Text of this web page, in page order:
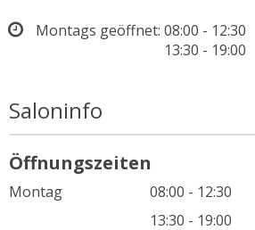
Montags geöffnet: 08:00 - 12:30
13:30 - 19:00
Saloninfo
Öffnungszeiten
Montag
08:00 - 12:30
13:30 - 19:00